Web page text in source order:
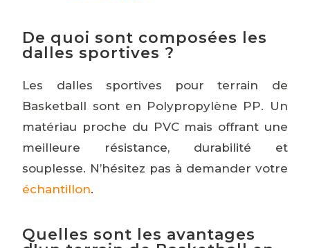
De quoi sont composées les
dalles sportives ?
Les dalles sportives pour terrain de
Basketball sont en Polypropylène PP. Un
matériau proche du PVC mais offrant une
meilleure résistance, durabilité et
souplesse. N’hésitez pas à demander votre
échantillon.
Quelles sont les avantages